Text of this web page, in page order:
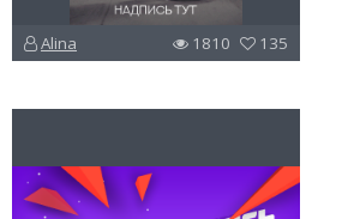
u Alina v 1810 l 135